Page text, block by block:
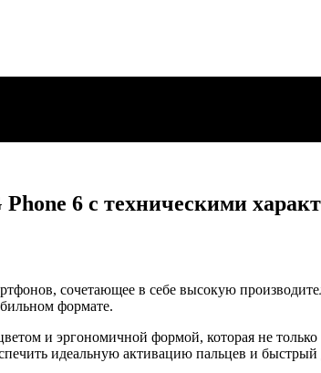
6 с техническими
сочетающее в себе высокую
формате.
и эргономичной формой, которая не
идеальную активацию пальцев и